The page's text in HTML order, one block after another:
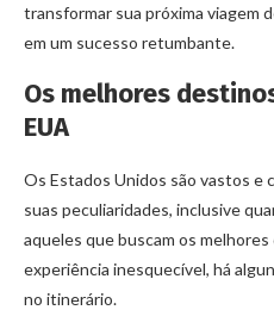
transformar sua próxima viagem
em um sucesso retumbante.
Os melhores
EUA
Os Estados Unidos são vastos e
suas peculiaridades, inclusive
aqueles que buscam os
experiência inesquecível, há
no itinerário.